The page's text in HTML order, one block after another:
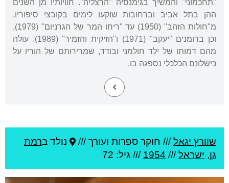
"תחכמוני" והמשיך בגימנסיה "הרצליה". חוויותיו מן השנים
ההן בתל אביב וברחובות שוקעו לימים בקובצי סיפוריו,
מ"חולות הזהב" (1950) עד "ריחו המר של הגרניום" (1979),
וכן ברומנים "יעקב" (1971) ו"הזיקית והזמיר" (1989). עולה
מהם דמותו של ילד חולמני ובודד, שמרירותם של הוריו על
כישלונם הכלכלי נספגה בו.
שוורץ יגאל/// חוקר ספרות ועורך /// נולד ברמת
גן, ישראל///
1954 /// גיל: 72